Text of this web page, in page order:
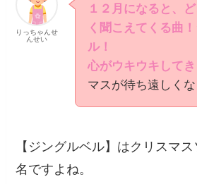
りっちゃんせ
んせい
１２月になると、
く聞こえてくる曲
ル！
心がウキウキしてき
マスが待ち遠しく
【ジングルベル】はクリスマ
名ですよね。